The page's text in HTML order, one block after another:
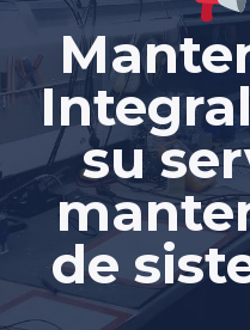
su
de